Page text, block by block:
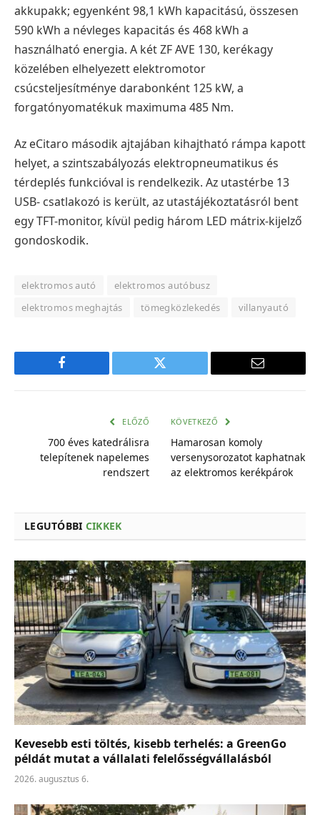
akkupakk; egyenként 98,1 kWh kapacitású, összesen
590 kWh a névleges kapacitás és 468 kWh a
használható energia. A két ZF AVE 130, kerékagy
közelében elhelyezett elektromotor
csúcsteljesítménye darabonként 125 kW, a
forgatónyomatékuk maximuma 485 Nm.
Az eCitaro második ajtajában kihajtható rámpa kapott
helyet, a szintszabályozás elektropneumatikus és
térdeplés funkcióval is rendelkezik. Az utastérbe 13
USB- csatlakozó is került, az utastájékoztatásról bent
egy TFT-monitor, kívül pedig három LED mátrix-kijelző
gondoskodik.
elektromos autó
elektromos autóbusz
elektromos meghajtás
tömegközlekedés villanyautó
Facebook Twitter
E-
ELŐZŐ
700 éves katedrálisra
telepítenek napelemes
rendszert
KÖVETKEZŐ
Hamarosan komoly
versenysorozatot kaphatnak
az elektromos kerékpárok
LEGUTÓBBI CIKKEK
Kevesebb esti töltés, kisebb terhelés: a GreenGo
példát mutat a vállalati felelősségvállalásból
2026. augusztus 6.